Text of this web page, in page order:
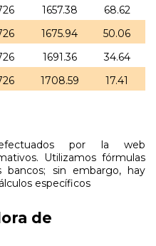
1657.38
68.62
1675.94
50.06
1691.36
34.64
1708.59 17.41
por la web
Utilizamos fórmulas
sin embargo, hay
específicos
de